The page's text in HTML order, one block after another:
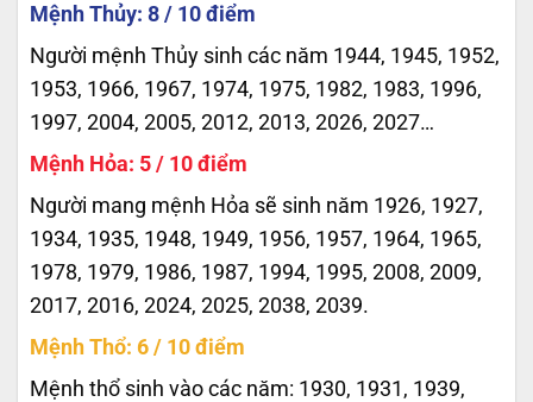
Mệnh Thủy: 8 / 10 điểm
Người mệnh Thủy sinh các năm 1944, 1945, 1952,
1953, 1966, 1967, 1974, 1975, 1982, 1983, 1996,
1997, 2004, 2005, 2012, 2013, 2026, 2027…
Mệnh Hỏa: 5 / 10 điểm
Người mang mệnh Hỏa sẽ sinh năm 1926, 1927,
1934, 1935, 1948, 1949, 1956, 1957, 1964, 1965,
1978, 1979, 1986, 1987, 1994, 1995, 2008, 2009,
2017, 2016, 2024, 2025, 2038, 2039.
Mệnh Thổ: 6 / 10 điểm
Mệnh thổ sinh vào các năm: 1930, 1931, 1939,